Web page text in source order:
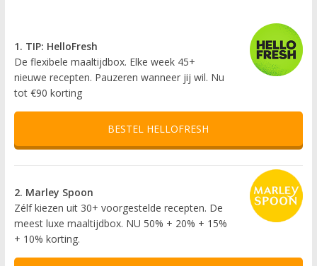
1. TIP: HelloFresh
De flexibele maaltijdbox. Elke week 45+
nieuwe recepten. Pauzeren wanneer jij wil. Nu
tot €90 korting
BESTEL HELLOFRESH
2. Marley Spoon
Zélf kiezen uit 30+ voorgestelde recepten. De
meest luxe maaltijdbox. NU 50% + 20% + 15%
+ 10% korting.